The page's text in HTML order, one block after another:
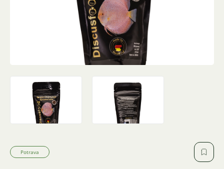
Potrava